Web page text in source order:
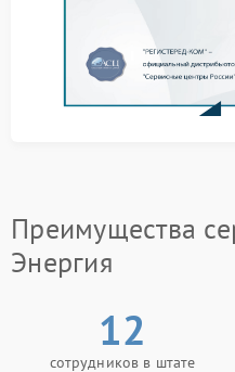
Сервисный центр
и заменой элементов,
может быть связано с
внутренними
Игнорирование
Преимущества
Энергия
12
сотрудников в штате